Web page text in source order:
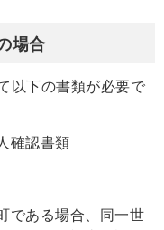
場合
以下の書類が必要で
確認書類
である場合、同一世